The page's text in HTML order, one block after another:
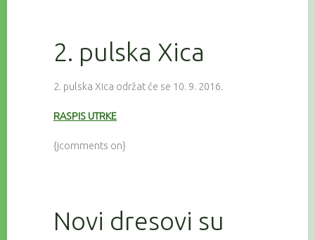
2. pulska Xica
2. pulska Xica održat će se 10. 9. 2016.
RASPIS UTRKE
{jcomments on}
Novi dresovi su